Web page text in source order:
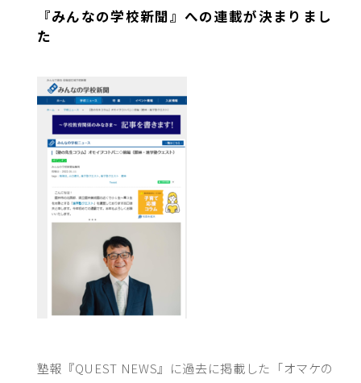
高校部
『みんなの学校新聞』への連載が決まりまし
た
塾報『QUEST NEWS』に過去に掲載した「オマケの